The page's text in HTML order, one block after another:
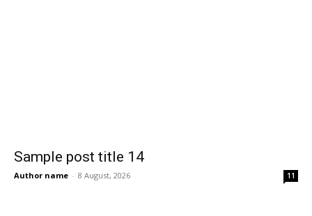
Sample post title 14
Author name - 8 August, 2026 11